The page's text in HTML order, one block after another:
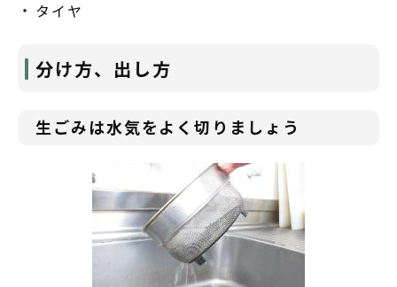
タイヤ
分け方、出し方
生ごみは水気をよく切りましょう